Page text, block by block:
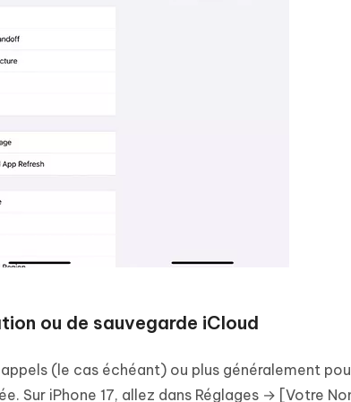
ou de sauvegarde iCloud
(le cas échéant) ou plus généralement
Sur iPhone 17, allez dans Réglages → [Votre